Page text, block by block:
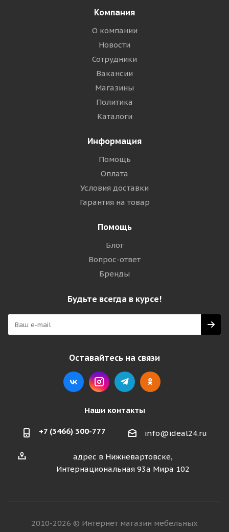
Компания
О компании
Новости
Сотрудники
Вакансии
Магазины
Политика
Каталоги
Информация
Помощь
Оплата
Условия доставки
Гарантия на товар
Помощь
Блог
Вопрос-ответ
Бренды
Будьте всегда в курсе!
Оставайтесь на связи
Наши контакты
+7 (3466) 300-777 info@ideal24.ru
адрес в Нижневартовске,
Интернациональная 93а Мира 102
2010-2026 © Интернет магазин мебельных